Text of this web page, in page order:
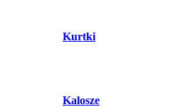
Kurtki
Kalosze